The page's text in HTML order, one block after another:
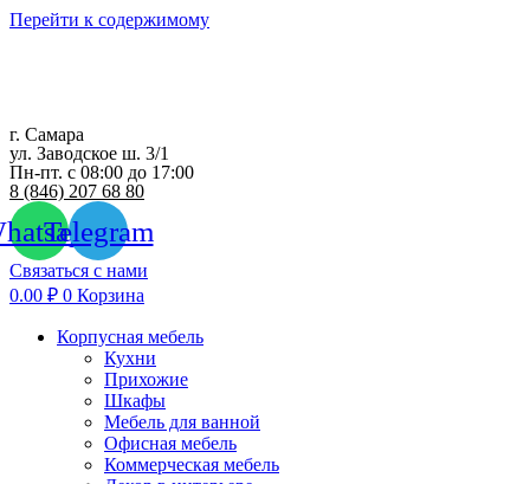
Перейти к содержимому
г. Самара
ул. Заводское ш. 3/1
Пн-пт. с 08:00 до 17:00
8 (846) 207 68 80
Telegram
Связаться с нами
0.00 ₽ 0 Корзина
Корпусная мебель
Кухни
Прихожие
Шкафы
Мебель для ванной
Офисная мебель
Коммерческая мебель